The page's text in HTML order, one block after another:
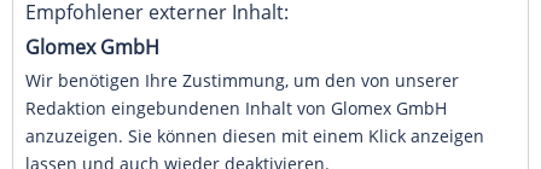
Empfohlener externer Inhalt:
Glomex GmbH
Wir benötigen Ihre Zustimmung, um den von unserer
Redaktion eingebundenen Inhalt von Glomex GmbH
anzuzeigen. Sie können diesen mit einem Klick anzeigen
lassen und auch wieder deaktivieren.